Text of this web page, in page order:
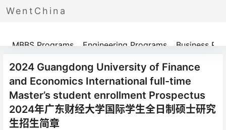
WentChina
Programs
MBBS Programs Engineering Programs Business
2024 Guangdong University of Finance
and Economics International full-time
Master’s student enrollment Prospectus
2024年广东财经大学国际学生全日制硕士研究
生招生简章